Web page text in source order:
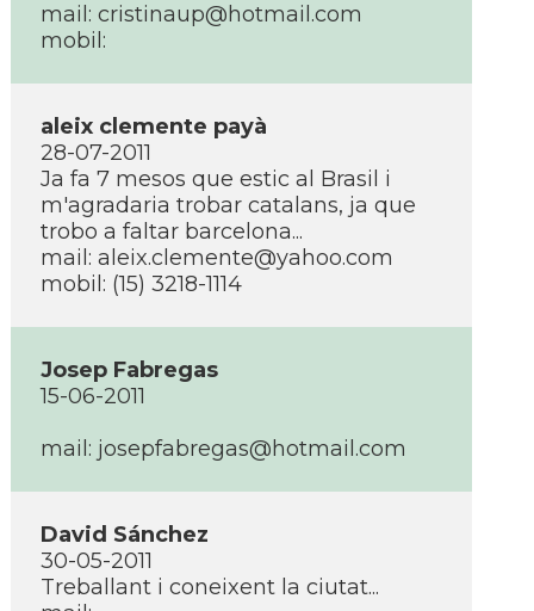
mail: cristinaup@hotmail.com
mobil:
aleix clemente payà
28-07-2011
Ja fa 7 mesos que estic al Brasil i
m'agradaria trobar catalans, ja que
trobo a faltar barcelona...
mail: aleix.clemente@yahoo.com
mobil: (15) 3218-1114
Josep Fabregas
15-06-2011
mail: josepfabregas@hotmail.com
David Sánchez
30-05-2011
Treballant i coneixent la ciutat...